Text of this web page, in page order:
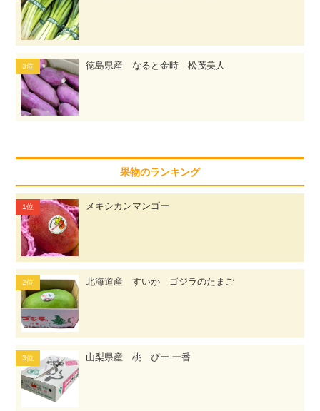
徳島県産 なると金時 松茂美人
果物のランキング
メキシカンマンゴー
北海道産 すいか ゴジラのたまご
山梨県産 桃 ぴー 一番